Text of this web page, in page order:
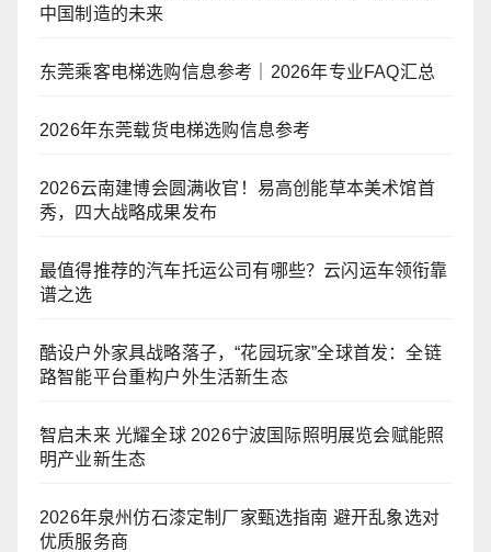
中国制造的未来
东莞乘客电梯选购信息参考｜2026年专业FAQ汇总
2026年东莞载货电梯选购信息参考
2026云南建博会圆满收官！易高创能草本美术馆首
秀，四大战略成果发布
最值得推荐的汽车托运公司有哪些？云闪运车领衔靠
谱之选
酷设户外家具战略落子，“花园玩家”全球首发：全链
路智能平台重构户外生活新生态
智启未来 光耀全球 2026宁波国际照明展览会赋能照
明产业新生态
2026年泉州仿石漆定制厂家甄选指南 避开乱象选对
优质服务商